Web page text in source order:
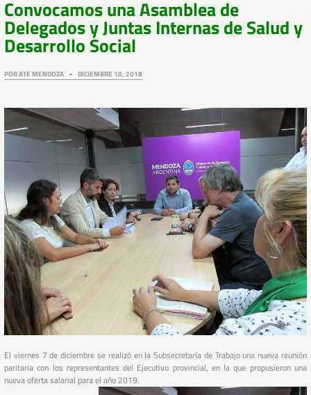
Convocamos una Asamblea de
Delegados y Juntas Internas de Salud y
Desarrollo Social
PORATE MENDOZA DICIEMBRE 10, 2018
El viernes 7 de diciembre se realizó en la Subsecretaría de Trabajo una nueva reunión
paritaria con los representantes del Ejecutivo provincial, en la que propusieron una
nueva oferta salarial para el año 2019.